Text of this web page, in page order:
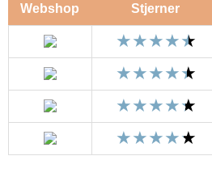
Webshop Stjerner